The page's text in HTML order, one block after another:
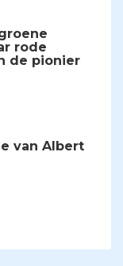
rode
de pionier
van Albert